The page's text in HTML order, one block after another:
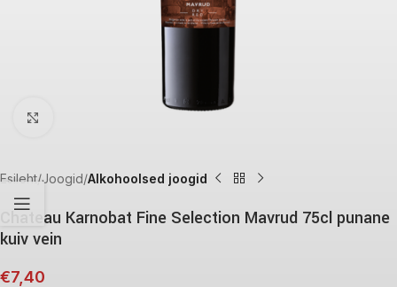
Esileht Joogid Alkohoolsed joogid
Chateau Karnobat Fine Selection Mavrud 75cl punane
kuiv vein
€7,40